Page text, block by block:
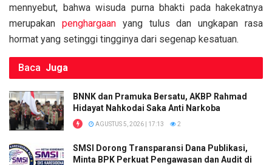
mennyebut, bahwa wisuda purna bhakti pada hakekatnya
merupakan penghargaanyang tulus dan ungkapan rasa
hormat yang setinggi tingginya dari segenap kesatuan.
Baca Juga
BNNK dan Pramuka Bersatu, AKBP Rahmad
Hidayat Nahkodai Saka Anti Narkoba
AGUSTUS 5, 2026 | 17:13 2
SMSI Dorong Transparansi Dana Publikasi,
Minta BPK Perkuat Pengawasan dan Audit di